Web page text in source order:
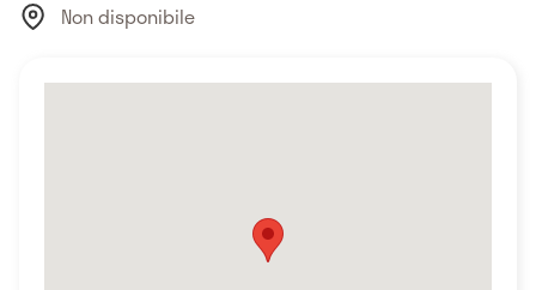
Non disponibile